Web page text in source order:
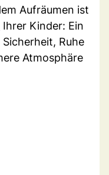
Aufräumen ist
Ihrer Kinder: Ein
Ruhe
Atmosphäre